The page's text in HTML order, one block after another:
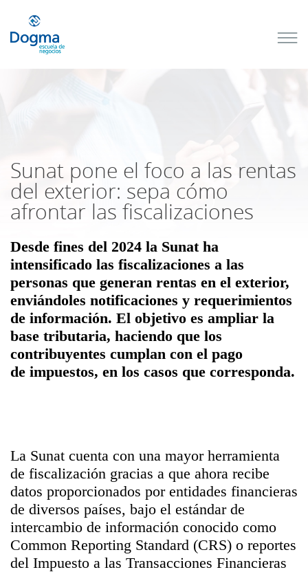
Sunat pone el foco a las rentas
del exterior: sepa cómo
afrontar las fiscalizaciones
Desde fines del 2024 la Sunat ha
intensificado las fiscalizaciones a las
personas que generan rentas en el exterior,
enviándoles notificaciones y requerimientos
de información. El objetivo es ampliar la
base tributaria, haciendo que los
contribuyentes cumplan con el pago
de impuestos, en los casos que corresponda.
La Sunat cuenta con una mayor herramienta
de fiscalización gracias a que ahora recibe
datos proporcionados por entidades financieras
de diversos países, bajo el estándar de
intercambio de información conocido como
Common Reporting Standard (CRS) o reportes
del Impuesto a las Transacciones Financieras
próximos